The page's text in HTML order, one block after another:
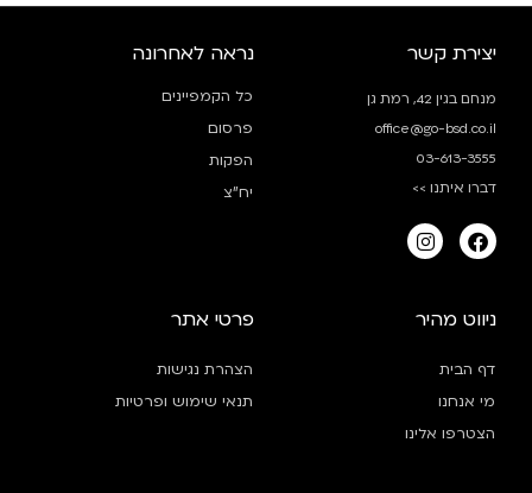
יצירת קשר
מנחם בגין 42, רמת גן
office@go-bsd.co.il
03-613-3555
דברו איתנו >>
נראה לאחרונה
כל הקמפיינים
פרסום
הפקות
יח”צ
ניווט מהיר
דף הבית
מי אנחנו
הצטרפו אלינו
פרטי אתר
הצהרת נגישות
תנאי שימוש ופרטיות